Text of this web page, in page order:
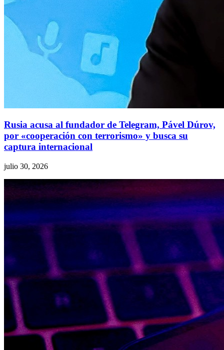
Rusia acusa al fundador de Telegram, Pável Dúrov,
por «cooperación con terrorismo» y busca su
captura internacional
julio 30, 2026